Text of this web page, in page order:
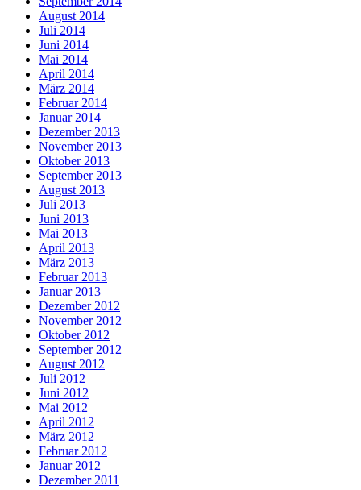
August 2014
Juli 2014
Juni 2014
Mai 2014
April 2014
März 2014
Februar 2014
Januar 2014
Dezember 2013
November 2013
Oktober 2013
September 2013
August 2013
Juli 2013
Juni 2013
Mai 2013
April 2013
März 2013
Februar 2013
Januar 2013
Dezember 2012
November 2012
Oktober 2012
September 2012
August 2012
Juli 2012
Juni 2012
Mai 2012
April 2012
März 2012
Februar 2012
Januar 2012
Dezember 2011